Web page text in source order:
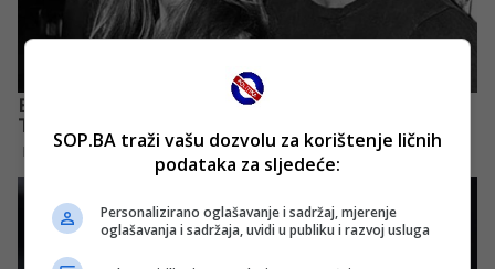
SOP.BA traži vašu dozvolu za korištenje ličnih
podataka za sljedeće:
Personalizirano oglašavanje i sadržaj, mjerenje
oglašavanja i sadržaja, uvidi u publiku i razvoj usluga